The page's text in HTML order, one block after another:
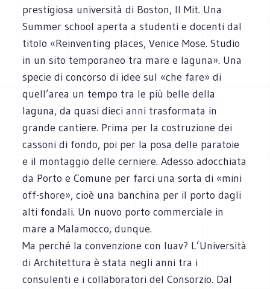
prestigiosa università di Boston, Il Mit. Una
Summer school aperta a studenti e docenti dal
titolo «Reinventing places, Venice Mose. Studio
in un sito temporaneo tra mare e laguna». Una
specie di concorso di idee sul «che fare» di
quell’area un tempo tra le più belle della
laguna, da quasi dieci anni trasformata in
grande cantiere. Prima per la costruzione dei
cassoni di fondo, poi per la posa delle paratoie
e il montaggio delle cerniere. Adesso adocchiata
da Porto e Comune per farci una sorta di «mini
off-shore», cioè una banchina per il porto dagli
alti fondali. Un nuovo porto commerciale in
mare a Malamocco, dunque.
Ma perché la convenzione con Iuav? L’Università
di Architettura è stata negli anni tra i
consulenti e i collaboratori del Consorzio. Dal